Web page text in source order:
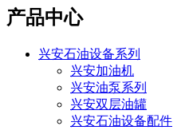
产品中心
兴安石油设备系列
兴安加油机
兴安油泵系列
兴安双层油罐
兴安石油设备配件